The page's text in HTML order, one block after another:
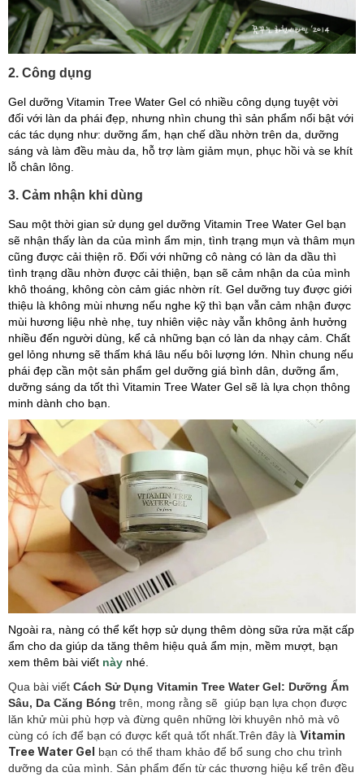
2. Công dụng
Gel dưỡng Vitamin Tree Water Gel có nhiều công dụng tuyệt vời
đối với làn da phái đẹp, nhưng nhìn chung thì sản phẩm nổi bật với
các tác dụng như: dưỡng ẩm, hạn chế dầu nhờn trên da, dưỡng
sáng và làm đều màu da, hỗ trợ làm giảm mụn, phục hồi và se khít
lỗ chân lông.
3. Cảm nhận khi dùng
Sau một thời gian sử dụng gel dưỡng Vitamin Tree Water Gel bạn
sẽ nhận thấy làn da của mình ẩm mịn, tình trạng mụn và thâm mụn
cũng được cải thiện rõ. Đối với những cô nàng có làn da dầu thì
tình trạng dầu nhờn được cải thiện, bạn sẽ cảm nhận da của mình
khô thoáng, không còn cảm giác nhờn rít. Gel dưỡng tuy được giới
thiệu là không mùi nhưng nếu nghe kỹ thì bạn vẫn cảm nhận được
mùi hương liệu nhè nhẹ, tuy nhiên việc này vẫn không ảnh hưởng
nhiều đến người dùng, kể cả những bạn có làn da nhạy cảm. Chất
gel lỏng nhưng sẽ thấm khá lâu nếu bôi lượng lớn. Nhìn chung nếu
phái đẹp cần một sản phẩm gel dưỡng giá bình dân, dưỡng ẩm,
dưỡng sáng da tốt thì Vitamin Tree Water Gel sẽ là lựa chọn thông
minh dành cho bạn.
Ngoài ra, nàng có thể kết hợp sử dụng thêm dòng sữa rửa mặt cấp
ẩm cho da giúp da tăng thêm hiệu quả ẩm mịn, mềm mượt, bạn
xem thêm bài viết này nhé.
Qua bài viết Cách Sử Dụng Vitamin Tree Water Gel: Dưỡng Ẩm
Sâu, Da Căng Bóng trên, mong rằng sẽ giúp bạn lựa chọn được
lăn khử mùi phù hợp và đừng quên những lời khuyên nhỏ mà vô
cùng có ích để bạn có được kết quả tốt nhất.Trên đây là Vitamin
Tree Water Gel bạn có thể tham khảo để bổ sung cho chu trình
dưỡng da của mình. Sản phẩm đến từ các thương hiệu kể trên đều